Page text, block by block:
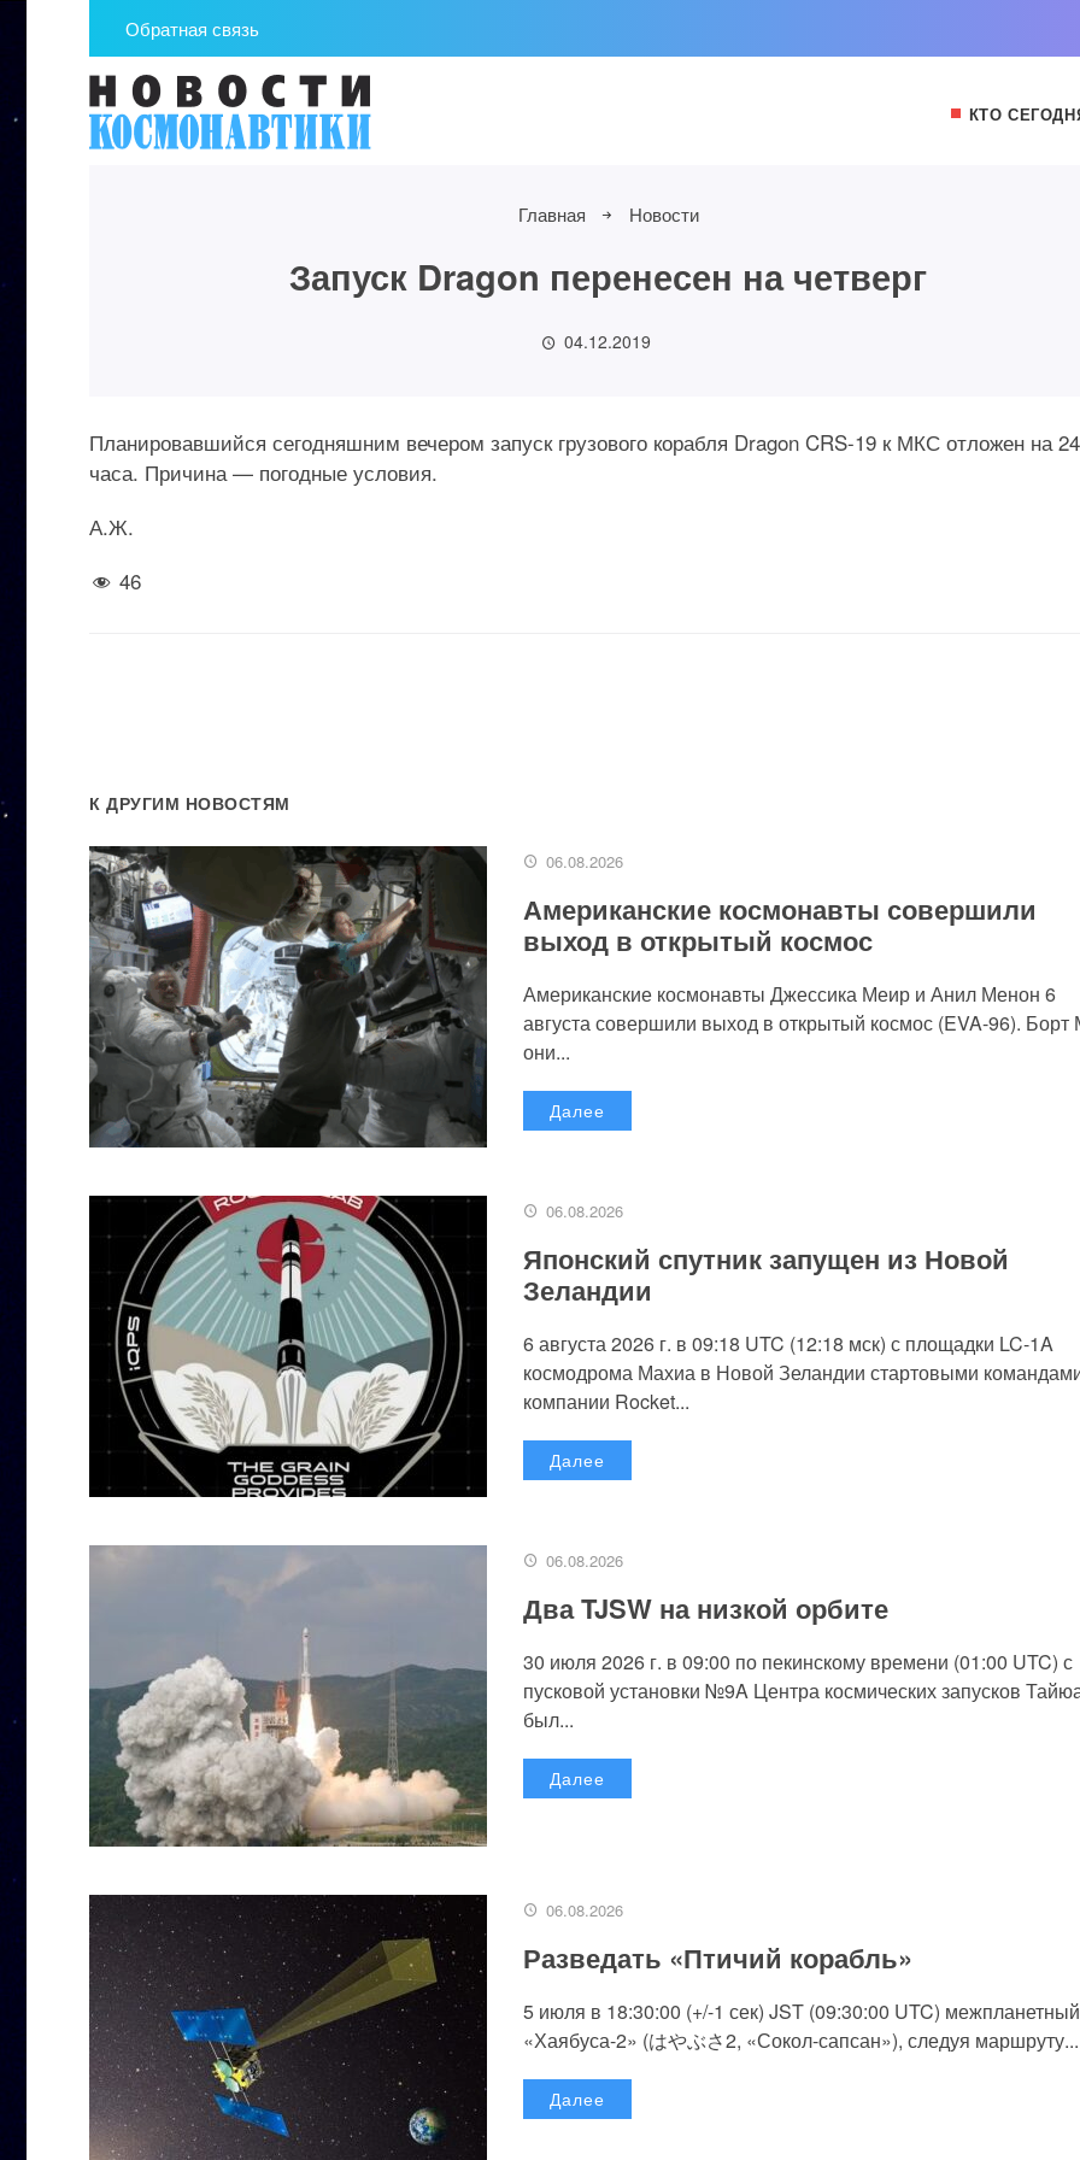
Обратная связь
КТО
Главная Новости
Запуск Dragon перенесен на четверг
04.12.2019
Планировавшийся сегодняшним вечером запуск грузового корабля Dragon CRS-19 к МКС отложен на 24
часа. Причина — погодные условия.
А.Ж.
46
К ДРУГИМ НОВОСТЯМ
06.08.2026
Американские космонавты совершили
выход в открытый космос
Американские космонавты Джессика Меир и Анил Менон 6
августа совершили выход в открытый космос (EVA-96).
они...
Далее
06.08.2026
Японский спутник запущен из Новой
Зеландии
6 августа 2026 г. в 09:18 UTC (12:18 мск) с площадки LC-1A
космодрома Махиа в Новой Зеландии стартовыми
компании Rocket...
Далее
06.08.2026
Два TJSW на низкой орбите
30 июля 2026 г. в 09:00 по пекинскому времени (01:00 UTC) с
пусковой установки №9A Центра космических запусков
был...
Далее
06.08.2026
Разведать «Птичий корабль»
5 июля в 18:30:00 (+/-1 сек) JST (09:30:00 UTC)
«Хаябуса-2» (はやぶさ2, «Сокол-сапсан»), следуя маршруту...
Далее